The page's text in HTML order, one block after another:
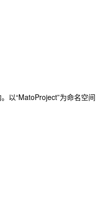
以“MatoProject”为命名空间